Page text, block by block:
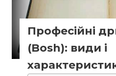
Професійні
(Bosh): види і